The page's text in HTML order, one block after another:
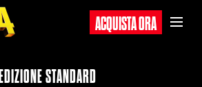
ACQUISTA ORA
EDIZIONE STANDARD